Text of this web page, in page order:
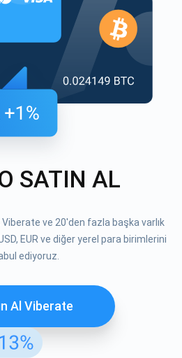
SATIN AL
Viberate ve 20'den fazla başka varlık
EUR ve diğer yerel para birimlerini
ediyoruz.
Al Viberate